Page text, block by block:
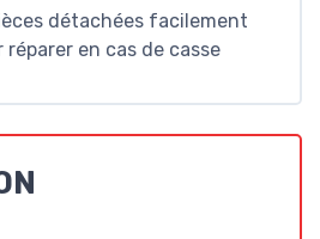
détachées facilement
réparer en cas de casse